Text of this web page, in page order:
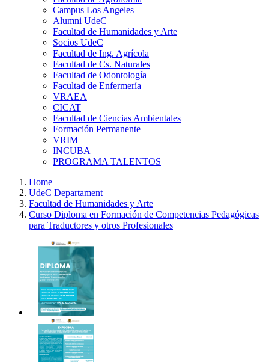
Campus Los Angeles
Alumni UdeC
Facultad de Humanidades y Arte
Socios UdeC
Facultad de Ing. Agrícola
Facultad de Cs. Naturales
Facultad de Odontología
Facultad de Enfermería
VRAEA
CICAT
Facultad de Ciencias Ambientales
Formación Permanente
VRIM
INCUBA
PROGRAMA TALENTOS
Home
UdeC Departament
Facultad de Humanidades y Arte
Curso Diploma en Formación de Competencias Pedagógicas
para Traductores y otros Profesionales